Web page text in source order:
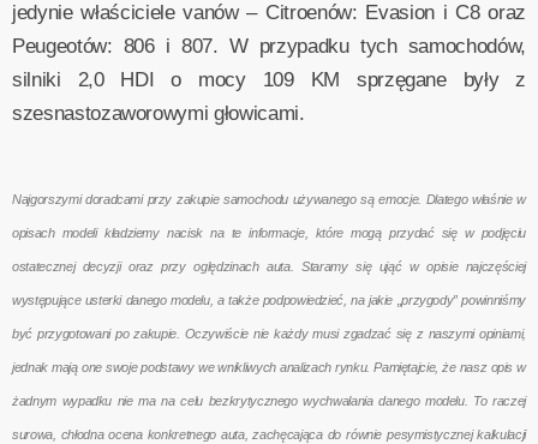
jedynie właściciele vanów – Citroenów: Evasion i C8 oraz
Peugeotów: 806 i 807. W przypadku tych samochodów,
silniki 2,0 HDI o mocy 109 KM sprzęgane były z
szesnastozaworowymi głowicami.
Najgorszymi doradcami przy zakupie samochodu używanego są emocje. Dlatego właśnie w
opisach modeli kładziemy nacisk na te informacje, które mogą przydać się w podjęciu
ostatecznej decyzji oraz przy oględzinach auta. Staramy się ująć w opisie najczęściej
występujące usterki danego modelu, a także podpowiedzieć, na jakie „przygody” powinniśmy
być przygotowani po zakupie. Oczywiście nie każdy musi zgadzać się z naszymi opiniami,
jednak mają one swoje podstawy we wnikliwych analizach rynku. Pamiętajcie, że nasz opis w
żadnym wypadku nie ma na celu bezkrytycznego wychwalania danego modelu. To raczej
surowa, chłodna ocena konkretnego auta, zachęcająca do równie pesymistycznej kalkulacji